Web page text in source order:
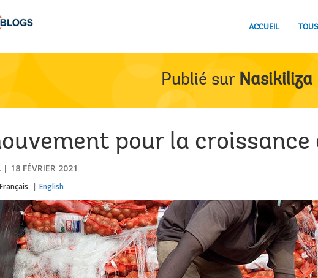
ACCUEIL
Publié sur Nasikiliza
pour la croissance
18 FÉVRIER 2021
Français English